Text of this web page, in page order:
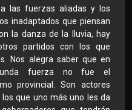
las fuerzas aliadas y los
inadaptados que piensan
la danza de la lluvia, hay
partidos con los que
Nos alegra saber que en
fuerza no fue el
provincial. Son actores
que uno más uno les da